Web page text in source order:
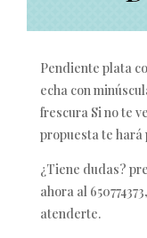
Pendiente plata
echa con
frescura Si no te
propuesta te hará
¿Tiene dudas?
ahora al
atenderte.